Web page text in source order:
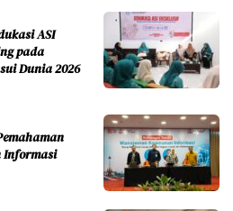
ASI
pada
Dunia 2026
Informasi